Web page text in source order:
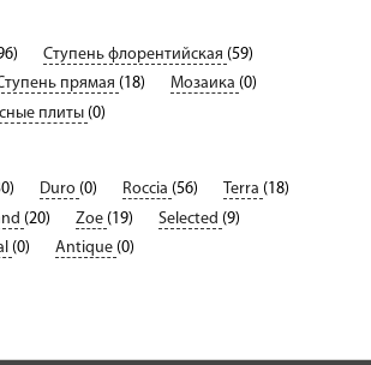
Ступень флорентийская (59)
прямая (18) Мозаика (0)
плиты (0)
Duro (0) Roccia (56) Terra (18)
(20) Zoe (19) Selected (9)
(0) Antique (0)